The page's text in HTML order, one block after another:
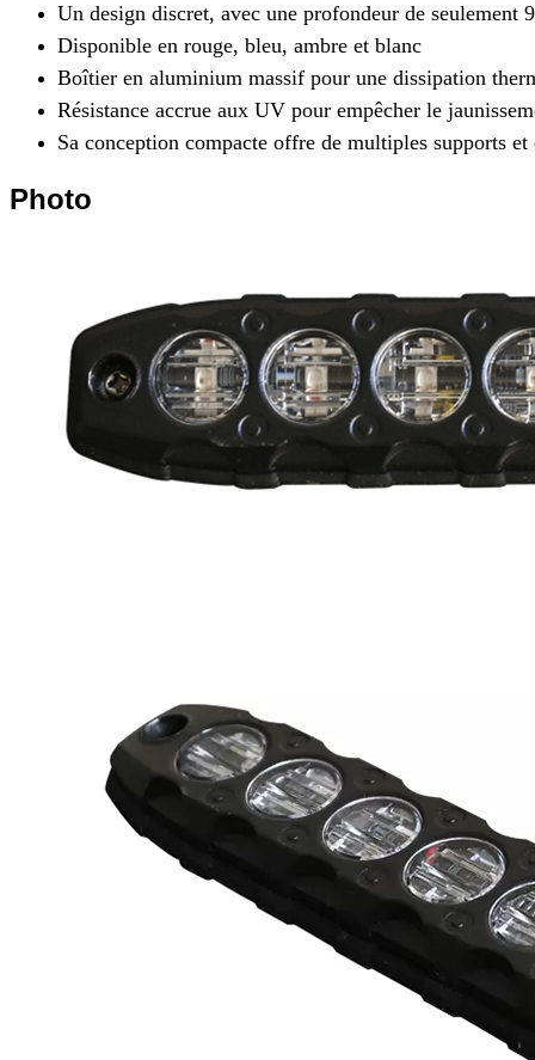
Un design discret, avec une profondeur de seulement
Disponible en rouge, bleu, ambre et blanc
Boîtier en aluminium massif pour une dissipation
Résistance accrue aux UV pour empêcher le
Sa conception compacte offre de multiples supports et
Photo